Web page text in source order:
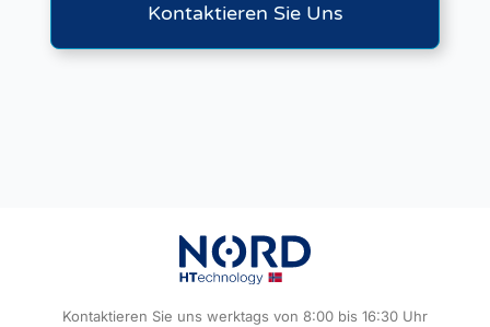
Kontaktieren Sie Uns
Kontaktieren Sie uns werktags von 8:00 bis 16:30 Uhr